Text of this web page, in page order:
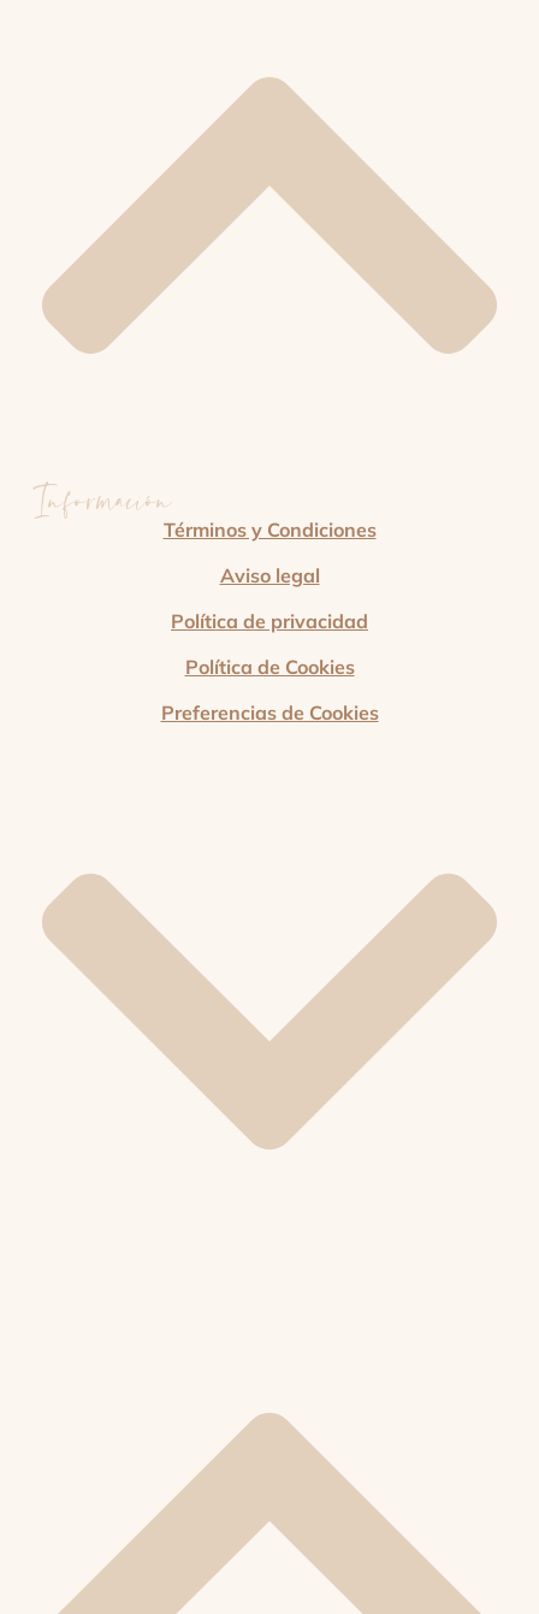
InformaciónTérminos y Condiciones
Aviso legal
Política de privacidad
Política de Cookies
Preferencias de Cookies